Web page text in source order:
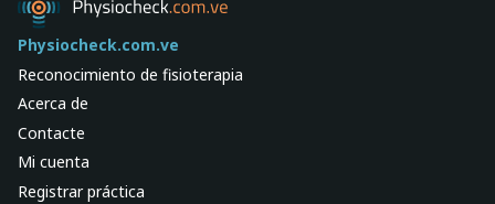
Physiocheck.com.ve
Reconocimiento de fisioterapia
Acerca de
Contacte
Mi cuenta
Registrar práctica